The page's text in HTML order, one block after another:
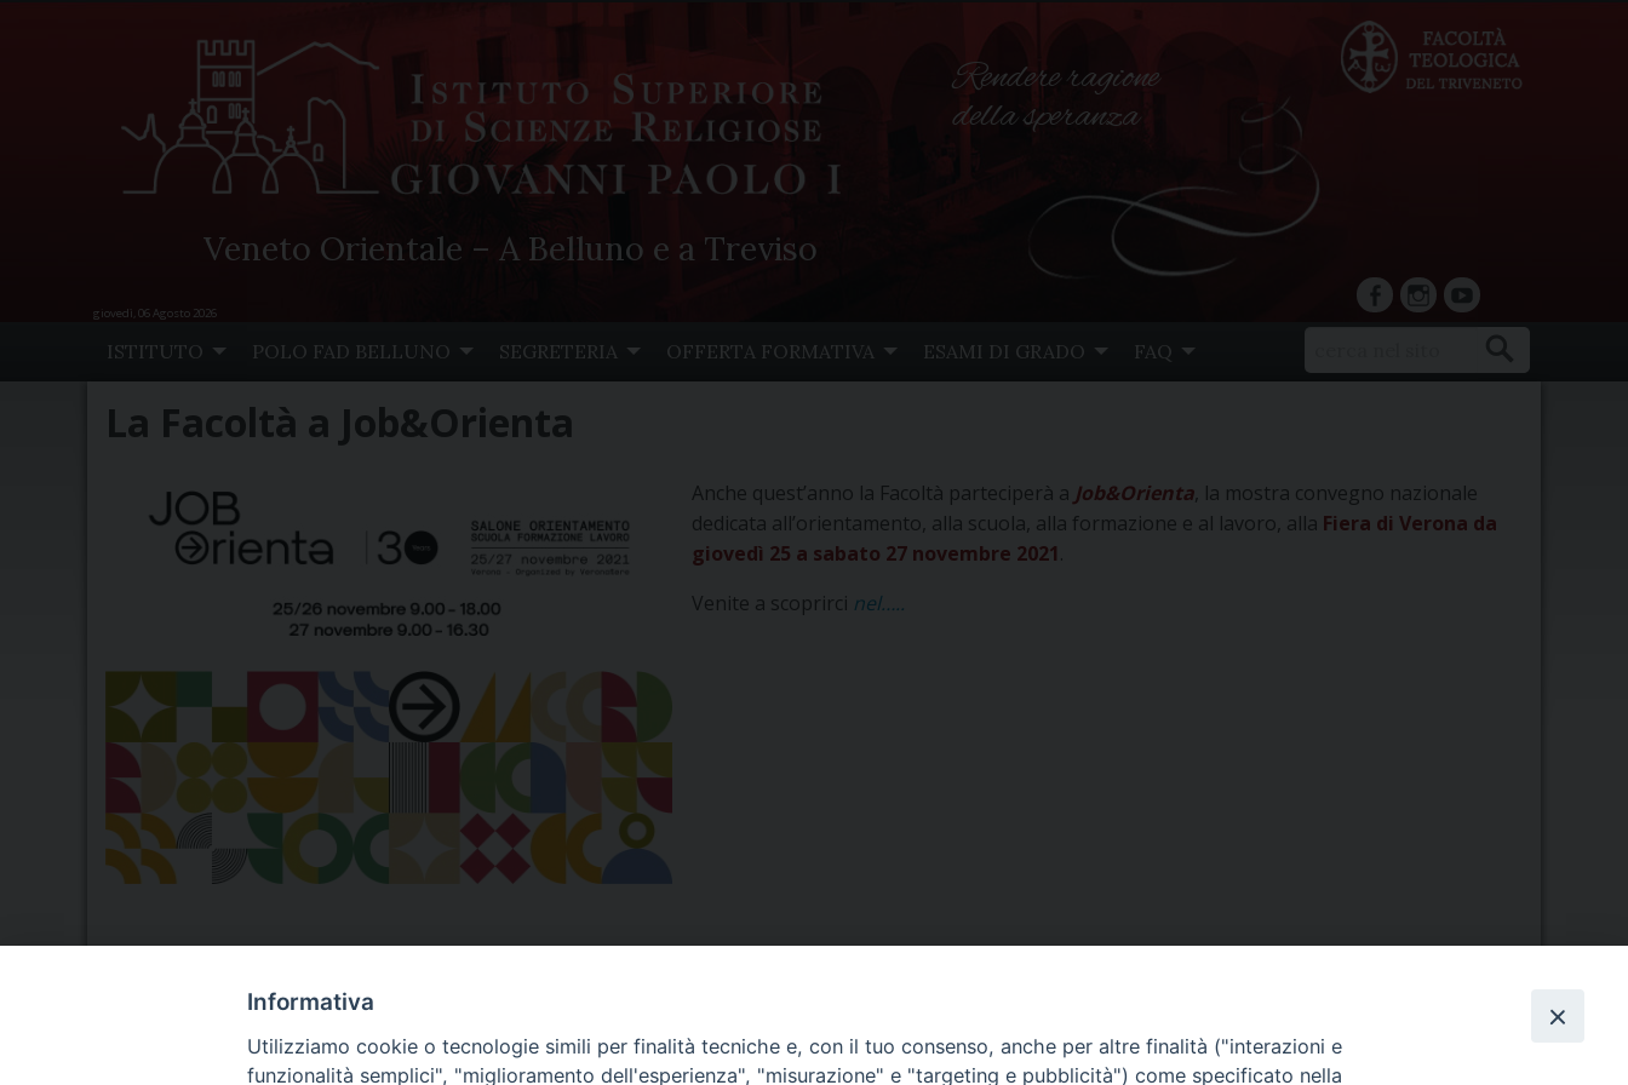
Veneto Orientale – A Belluno e a Treviso
Rendere ragione
della speranza
facebookInstagram
YouTube
giovedì, 06 Agosto 2026
ISTITUTO POLO FAD BELLUNO SEGRETERIA OFFERTA FORMATIVA ESAMI DI GRADO FAQ
La Facoltà a Job&Orienta
Anche quest’anno la Facoltà parteciperà a Job&Orienta, la mostra convegno nazionale
dedicata all’orientamento, alla scuola, alla formazione e al lavoro, alla Fiera di Verona da
giovedì 25 a sabato 27 novembre 2021.
Venite a scoprirci nel…..
Seminario Vescovile di Treviso
p.tta Benedetto XI, 2
Informativa
Utilizziamo cookie o tecnologie simili per finalità tecniche e, con il tuo consenso, anche per altre finalità ("interazioni e
funzionalità semplici", "miglioramento dell'esperienza", "misurazione" e "targeting e pubblicità") come specificato nella